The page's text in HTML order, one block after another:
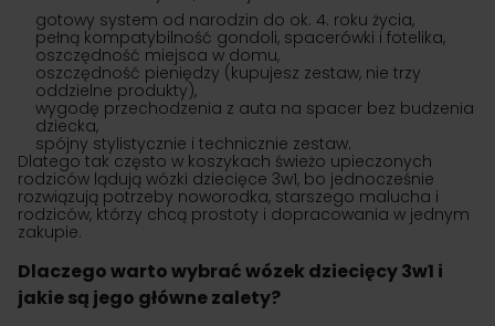
gotowy system od narodzin do ok. 4. roku życia,
pełną kompatybilność gondoli, spacerówki i fotelika,
oszczędność miejsca w domu,
oszczędność pieniędzy (kupujesz zestaw, nie trzy
oddzielne produkty),
wygodę przechodzenia z auta na spacer bez budzenia
dziecka,
spójny stylistycznie i technicznie zestaw.
Dlatego tak często w koszykach świeżo upieczonych
rodziców lądują wózki dziecięce 3w1, bo jednocześnie
rozwiązują potrzeby noworodka, starszego malucha i
rodziców, którzy chcą prostoty i dopracowania w jednym
zakupie.
Dlaczego warto wybrać wózek dziecięcy 3w1 i
jakie są jego główne zalety?